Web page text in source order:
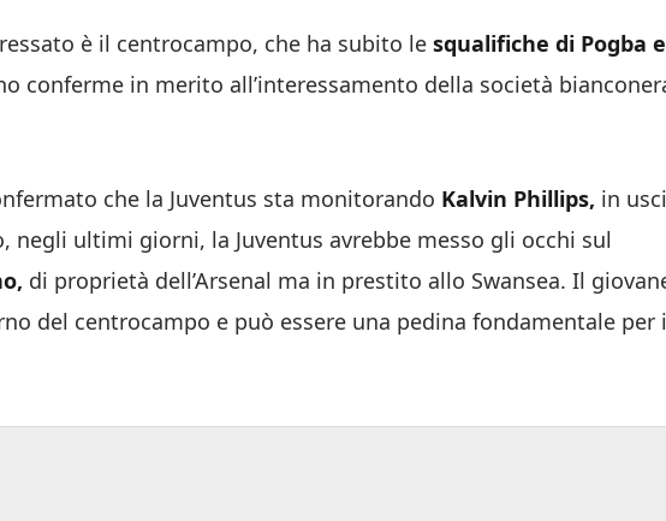
è il centrocampo, che ha subito le squalifiche di Pogba e
conferme in merito all’interessamento della società
che la Juventus sta monitorando Kalvin Phillips, in
negli ultimi giorni, la Juventus avrebbe messo gli occhi sul
di proprietà dell’Arsenal ma in prestito allo Swansea. Il
del centrocampo e può essere una pedina fondamentale per